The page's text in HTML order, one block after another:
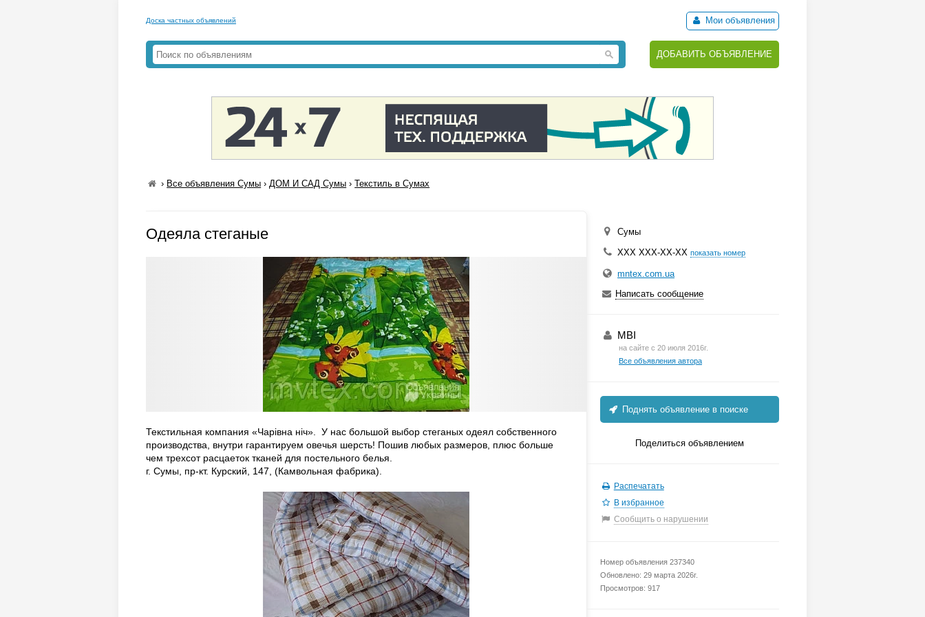
Доска частных объявлений Мои объявления
ДОБАВИТЬ ОБЪЯВЛЕНИЕ
› Все объявления Сумы ›ДОМ И САД Сумы ›Текстиль в Сумах
Одеяла стеганые
Текстильная компания «Чарівна ніч». У нас большой выбор стеганых одеял собственного
производства, внутри гарантируем овечья шерсть! Пошив любых размеров, плюс больше
чем трехсот расцаеток тканей для постельного белья.
г. Сумы, пр-кт. Курский, 147, (Камвольная фабрика).
Сумы
ХХХ ХХХ-ХХ-ХХ показать номер
mntex.com.ua
Написать сообщение
MBI
на сайте с 20 июля 2016г.
Все объявления автора
Поднять объявление в поиске
Поделиться объявлением
Распечатать
В избранное
Сообщить о нарушении
Номер объявления 237340
Обновлено: 29 марта 2026г.
Просмотров: 917